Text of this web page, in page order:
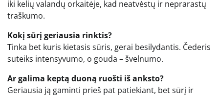
iki kelių valandų orkaitėje, kad neatvėstų ir neprarastų
traškumo.
Kokį sūrį geriausia rinktis?
Tinka bet kuris kietasis sūris, gerai besilydantis. Čederis
suteiks intensyvumo, o gouda – švelnumo.
Ar galima keptą duoną ruošti iš anksto?
Geriausia ją gaminti prieš pat patiekiant, bet sūrį ir